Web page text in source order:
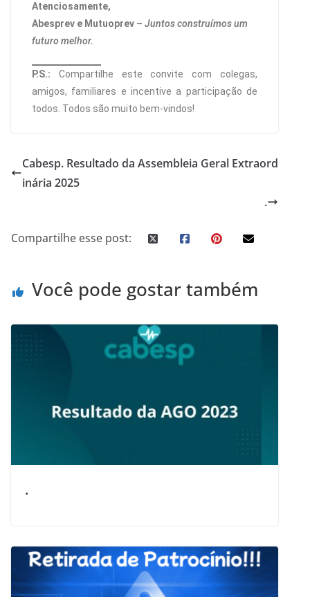
Atenciosamente,
Abesprev e Mutuoprev – Juntos construímos um
futuro melhor.
P.S.: Compartilhe este convite com colegas,
amigos, familiares e incentive a participação de
todos. Todos são muito bem-vindos!
Cabesp. Resultado da Assembleia Geral Extraord
inária 2025
.
Compartilhe esse post:
Você pode gostar também
.